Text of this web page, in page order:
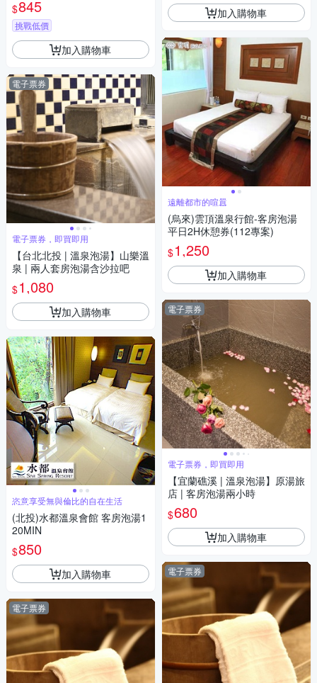
$845
挑戰低價
加入購物車
電子票券
電子票券，即買即用
【台北北投 | 溫泉泡湯】山樂溫
泉 | 兩人套房泡湯含沙拉吧
$1,080
加入購物車
恣意享受無與倫比的自在生活
(北投)水都溫泉會館 客房泡湯1
20MIN
$850
加入購物車
電子票券
加入購物車
遠離都市的喧囂
(烏來)雲頂溫泉行館-客房泡湯
平日2H休憩券(112專案)
$1,250
加入購物車
電子票券
電子票券，即買即用
【宜蘭礁溪 | 溫泉泡湯】原湯旅
店 | 客房泡湯兩小時
$680
加入購物車
電子票券